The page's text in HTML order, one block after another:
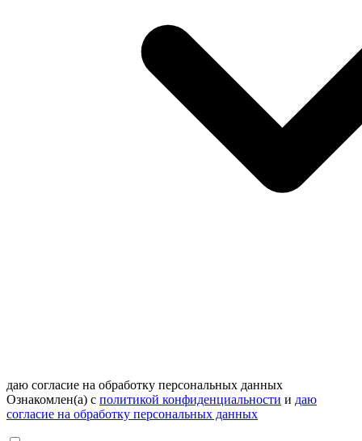
даю согласие на обработку персональных данных
Ознакомлен(а) с политикой конфиденциальности и даю
согласие на обработку персональных данных